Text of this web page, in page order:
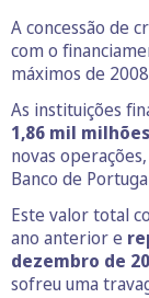
A concessão de
com o
máximos de
As instituições
1,86 mil milhões
novas
Banco de
Este valor total
ano anterior e
dezembro de
sofreu uma